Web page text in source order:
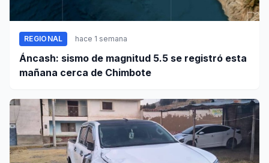
REGIONAL hace 1 semana
Áncash: sismo de magnitud 5.5 se registró esta
mañana cerca de Chimbote